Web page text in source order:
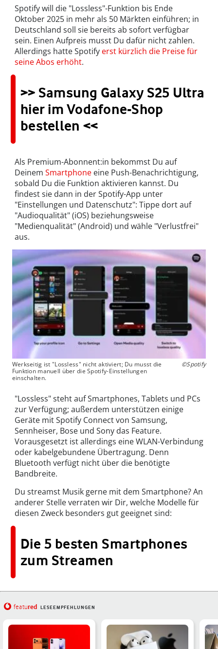
Spotify will die "Lossless"-Funktion bis Ende
Oktober 2025 in mehr als 50 Märkten einführen; in
Deutschland soll sie bereits ab sofort verfügbar
sein. Einen Aufpreis musst Du dafür nicht zahlen.
Allerdings hatte Spotify erst kürzlich die Preise für
seine Abos erhöht.
>> Samsung Galaxy S25 Ultra
hier im Vodafone-Shop
bestellen <<
Als Premium-Abonnent:in bekommst Du auf
Deinem Smartphone eine Push-Benachrichtigung,
sobald Du die Funktion aktivieren kannst. Du
findest sie dann in der Spotify-App unter
"Einstellungen und Datenschutz": Tippe dort auf
"Audioqualität" (iOS) beziehungsweise
"Medienqualität" (Android) und wähle "Verlustfrei"
aus.
Werkseitig ist "Lossless" nicht aktiviert; Du musst die
Funktion manuell über die Spotify-Einstellungen
einschalten.
©Spotify
"Lossless" steht auf Smartphones, Tablets und PCs
zur Verfügung; außerdem unterstützen einige
Geräte mit Spotify Connect von Samsung,
Sennheiser, Bose und Sony das Feature.
Vorausgesetzt ist allerdings eine WLAN-Verbindung
oder kabelgebundene Übertragung. Denn
Bluetooth verfügt nicht über die benötigte
Bandbreite.
Du streamst Musik gerne mit dem Smartphone? An
anderer Stelle verraten wir Dir, welche Modelle für
diesen Zweck besonders gut geeignet sind:
Die 5 besten Smartphones
zum Streamen
featured LESEEMPFEHLUNGEN